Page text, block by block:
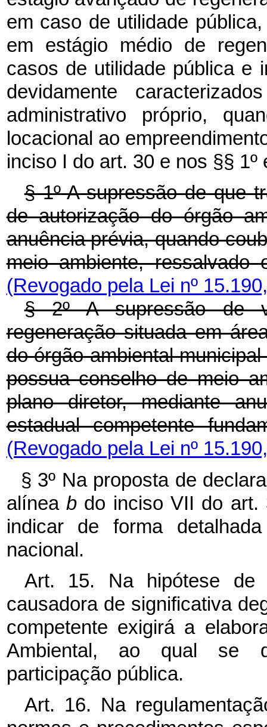
em caso de utilidade
em estágio médio de
casos de utilidade pública e
devidamente
administrativo próprio,
locacional ao
inciso I do art. 30 e nos §§ 1º
§ 1º A supressão de que
de autorização do órgão
anuência prévia, quando
meio ambiente,
(Revogado pela Lei nº
§ 2º A supressão de
regeneração situada em
do órgão ambiental
possua conselho de meio
plano diretor, mediante
estadual competente
(Revogado pela Lei nº
§ 3º Na proposta de
alínea b do inciso VII do art.
indicar de forma
nacional.
Art. 15. Na hipótese de
causadora de significativa
competente exigirá a
Ambiental, ao qual se
participação pública.
Art. 16. Na